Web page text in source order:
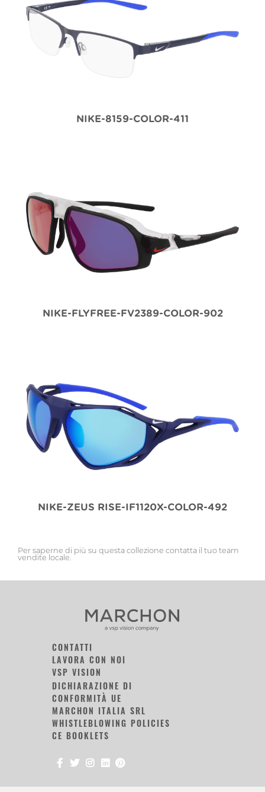
NIKE-8159-COLOR-411
NIKE-FLYFREE-FV2389-COLOR-902
NIKE-ZEUS RISE-IF1120X-COLOR-492
Per saperne di più su questa collezione contatta il tuo team
vendite locale.
CONTATTI
LAVORA CON NOI
VSP VISION
DICHIARAZIONE DI
CONFORMITÀ UE
MARCHON ITALIA SRL
WHISTLEBLOWING POLICIES
CE BOOKLETS